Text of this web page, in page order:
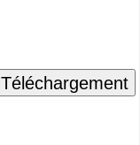
Téléchargement